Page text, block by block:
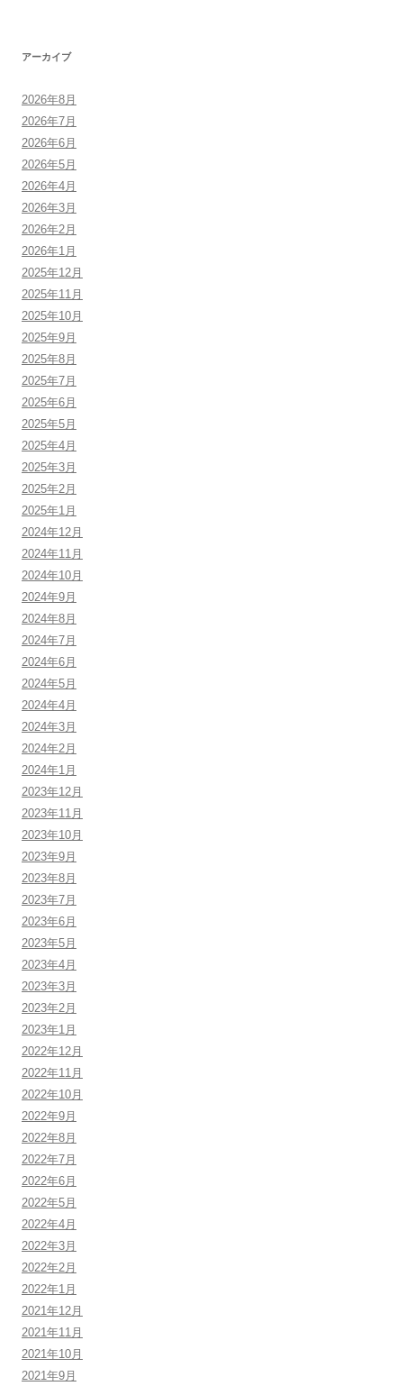
アーカイブ
2026年8月
2026年7月
2026年6月
2026年5月
2026年4月
2026年3月
2026年2月
2026年1月
2025年12月
2025年11月
2025年10月
2025年9月
2025年8月
2025年7月
2025年6月
2025年5月
2025年4月
2025年3月
2025年2月
2025年1月
2024年12月
2024年11月
2024年10月
2024年9月
2024年8月
2024年7月
2024年6月
2024年5月
2024年4月
2024年3月
2024年2月
2024年1月
2023年12月
2023年11月
2023年10月
2023年9月
2023年8月
2023年7月
2023年6月
2023年5月
2023年4月
2023年3月
2023年2月
2023年1月
2022年12月
2022年11月
2022年10月
2022年9月
2022年8月
2022年7月
2022年6月
2022年5月
2022年4月
2022年3月
2022年2月
2022年1月
2021年12月
2021年11月
2021年10月
2021年9月